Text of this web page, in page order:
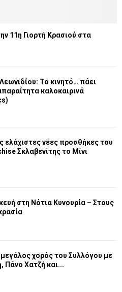
11η Γιορτή Κρασιού στα
Το κινητό… πάει
καλοκαιρινά
ελάχιστες νέες προσθήκες του
Σκλαβενίτης το Μίνι
στη Νότια Κυνουρία – Στους
χορός του Συλλόγου με
Πάνο Χατζή και...